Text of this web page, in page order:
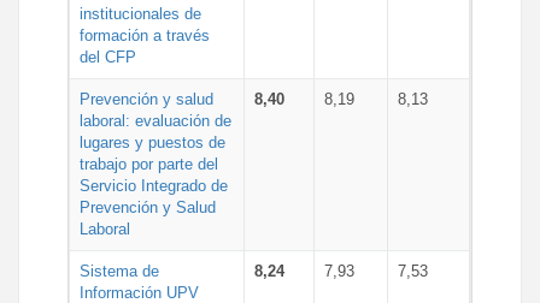
institucionales de
formación a través
del CFP
Prevención y salud
laboral: evaluación de
lugares y puestos de
trabajo por parte del
Servicio Integrado de
Prevención y Salud
Laboral
8,40 8,19 8,13
Sistema de
Información UPV
8,24 7,93 7,53